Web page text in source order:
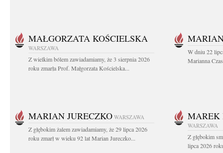
MAŁGORZATA KOŚCIELSKA
WARSZAWA
Z wielkim bólem zawiadamiamy, że 3 sierpnia 2026
roku zmarła Prof. Małgorzata Kościelska...
W dniu 22
Marianna
MARIAN JURECZKO WARSZAWA
Z głębokim żalem zawiadamiamy, że 29 lipca 2026
roku zmarł w wieku 92 lat Marian Jureczko...
MAREK
WARSZAWA
Z głębokim
lipca 2026